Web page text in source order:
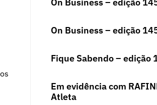
On Business – edição
On Business – edição
Fique Sabendo – edição
Em evidência com
Atleta